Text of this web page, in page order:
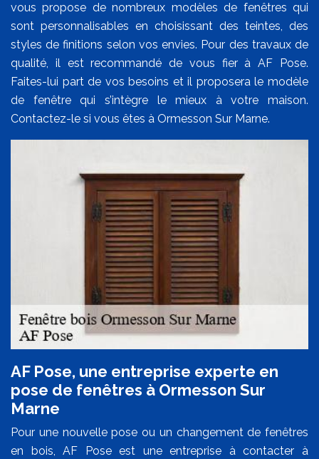
vous propose de nombreux modèles de fenêtres qui
sont personnalisables en choisissant des teintes, des
styles de finitions selon vos envies. Pour des travaux de
qualité, il est recommandé de vous fier à AF Pose.
Faites-lui part de vos besoins et il proposera le modèle
de fenêtre qui s’intègre le mieux à votre maison.
Contactez-le si vous êtes à Ormesson Sur Marne.
AF Pose, une entreprise experte en
pose de fenêtres à Ormesson Sur
Marne
Pour une nouvelle pose ou un changement de fenêtres
en bois, AF Pose est une entreprise à contacter à